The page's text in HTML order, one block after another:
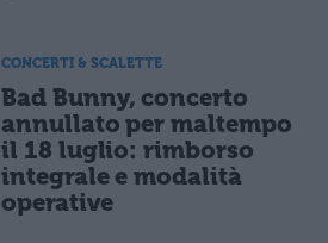
CONCERTI & SCALETTE
Bad Bunny, concerto
annullato per maltempo
il 18 luglio: rimborso
integrale e modalità
operative